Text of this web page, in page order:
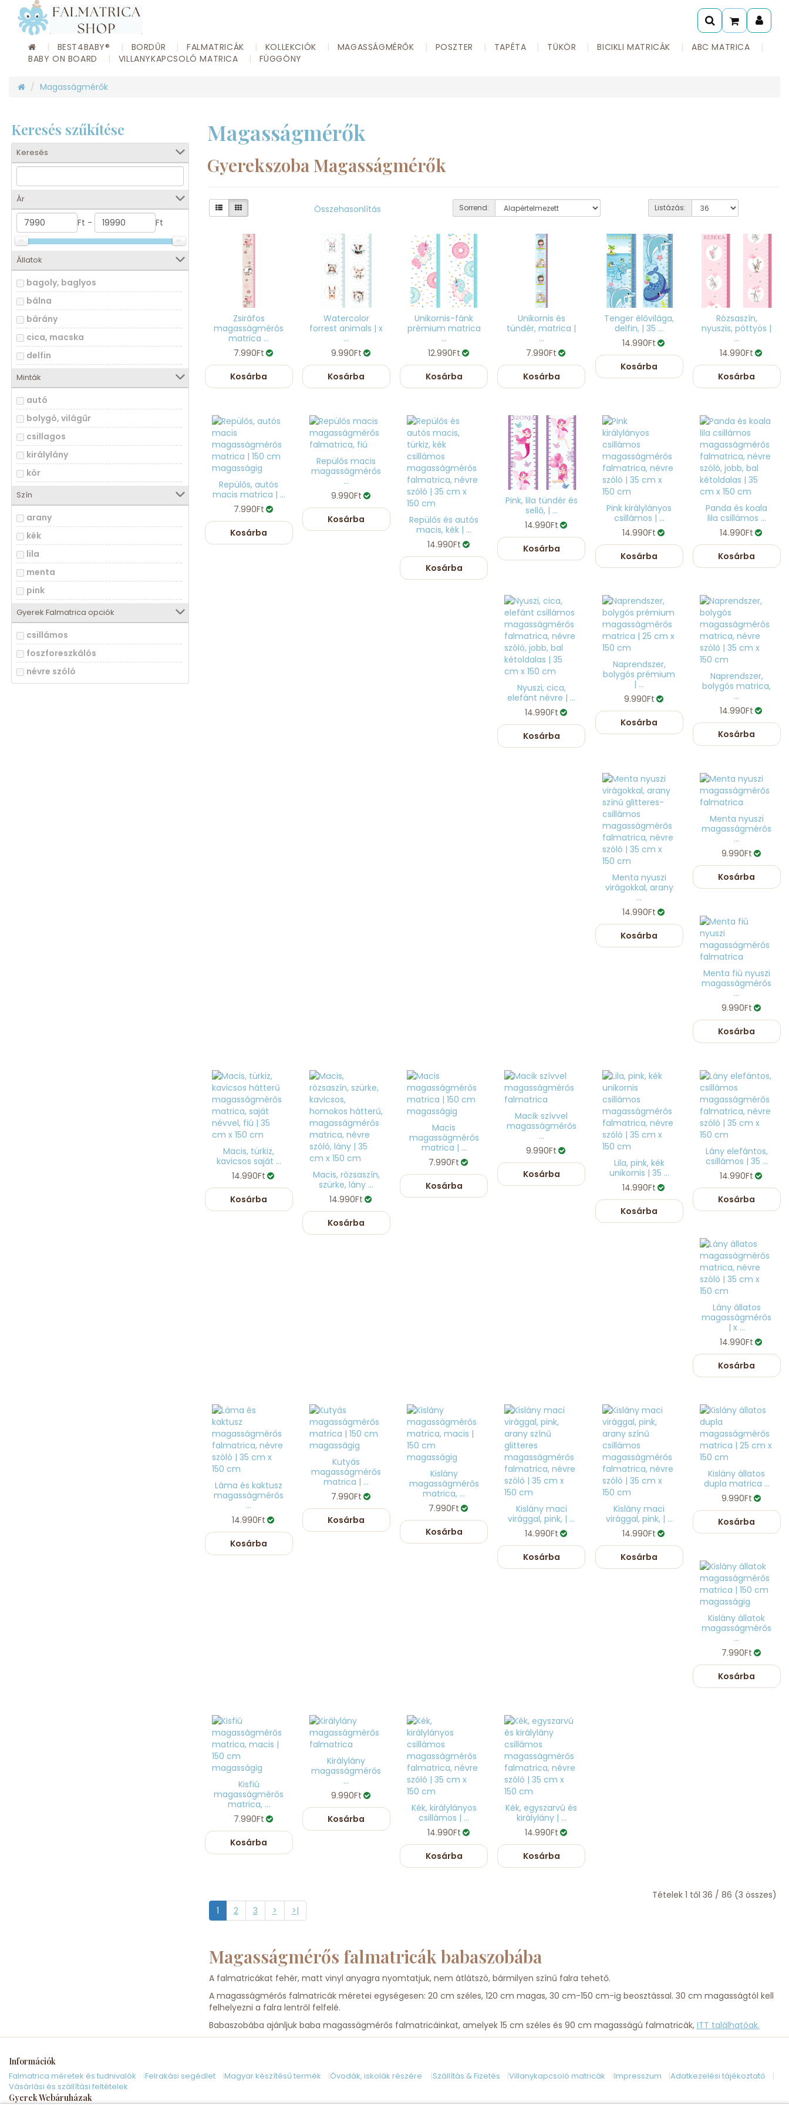
BEST4BABY® BORDŰR FALMATRICÁK KOLLEKCIÓK MAGASSÁGMÉRŐK POSZTER TAPÉTA TÜKÖR BICIKLI MATRICÁK
ABC MATRICA
BABY ON BOARD
VILLANYKAPCSOLÓ MATRICA FÜGGÖNY
Magasságmérők
Keresés szűkítése
Keresés
Ár
Ft - Ft
Állatok
bagoly, baglyos
bálna
bárány
cica, macska
delfin
delfin
dino
egér
elefánt
koala
kutya
láma
ló
maci, medve
nyuszi, nyúl
őz, szarvas
panda
pingvin
tenger élővilága
unikornis, egyszarvú
víziló
zsiráf
Minták
autó
bolygó, világűr
csillagos
királylány
kör
lány
lufi
Nap
pöttyös
repülő
szív
szivárvány
tündér
virág
Szín
arany
kék
lila
menta
pink
rózsaszín
szürke
türkiz
Gyerek Falmatrica opciók
csillámos
foszforeszkálós
névre szóló
Magasságmérők
Gyerekszoba Magasságmérők
Összehasonlítás Sorrend: Listázás:
Zsiráfos
magasságmérős
matrica ...
7.990Ft
Kosárba
Watercolor
forrest animals | x
...
9.990Ft
Kosárba
Unikornis-fánk
prémium matrica
...
12.990Ft
Kosárba
Unikornis és
tündér, matrica |
...
7.990Ft
Kosárba
Tenger élővilága,
delfin, | 35 ...
14.990Ft
Kosárba
Rózsaszín,
nyuszis, pöttyös |
...
14.990Ft
Kosárba
Repülős, autós
macis matrica | ...
7.990Ft
Kosárba
Repülős macis
magasságmérős
...
9.990Ft
Kosárba
Repülős és autós
macis, kék | ...
14.990Ft
Kosárba
Pink, lila tündér és
sellő, | ...
14.990Ft
Kosárba
Pink királylányos
csillámos | ...
14.990Ft
Kosárba
Panda és koala
lila csillámos ...
14.990Ft
Kosárba
Nyuszi, cica,
elefánt névre | ...
14.990Ft
Kosárba
Naprendszer,
bolygós prémium
| ...
9.990Ft
Kosárba
Naprendszer,
bolygós matrica,
...
14.990Ft
Kosárba
Menta nyuszi
virágokkal, arany
...
14.990Ft
Kosárba
Menta nyuszi
magasságmérős
...
9.990Ft
Kosárba
Menta fiú nyuszi
magasságmérős
...
9.990Ft
Kosárba
Macis, türkiz,
kavicsos saját ...
14.990Ft
Kosárba
Macis, rózsaszín,
szürke, lány ...
14.990Ft
Kosárba
Macis
magasságmérős
matrica | ...
7.990Ft
Kosárba
Macik szívvel
magasságmérős
...
9.990Ft
Kosárba
Lila, pink, kék
unikornis | 35 ...
14.990Ft
Kosárba
Lány elefántos,
csillámos | 35 ...
14.990Ft
Kosárba
Lány állatos
magasságmérős
| x ...
14.990Ft
Kosárba
Láma és kaktusz
magasságmérős
...
14.990Ft
Kosárba
Kutyás
magasságmérős
matrica | ...
7.990Ft
Kosárba
Kislány
magasságmérős
matrica, ...
7.990Ft
Kosárba
Kislány maci
virággal, pink, | ...
14.990Ft
Kosárba
Kislány maci
virággal, pink, | ...
14.990Ft
Kosárba
Kislány állatos
dupla matrica ...
9.990Ft
Kosárba
Kislány állatok
magasságmérős
...
7.990Ft
Kosárba
Kisfiú
magasságmérős
matrica, ...
7.990Ft
Kosárba
Királylány
magasságmérős
...
9.990Ft
Kosárba
Kék, királylányos
csillámos | ...
14.990Ft
Kosárba
Kék, egyszarvú és
királylány | ...
14.990Ft
Kosárba
1 2 3 > >|
Tételek 1 től 36 / 86 (3 összes)
Magasságmérős falmatricák babaszobába
A falmatricákat fehér, matt vinyl anyagra nyomtatjuk, nem átlátszó, bármilyen színű falra tehető.
A magasságmérős falmatricák méretei egységesen: 20 cm széles, 120 cm magas, 30 cm-150 cm-ig beosztással. 30 cm magasságtól kell
felhelyezni a falra lentről felfelé.
Babaszobába ajánljuk baba magasságmérős falmatricáinkat, amelyek 15 cm széles és 90 cm magasságú falmatricák, ITT találhatóak.
Információk
Falmatrica méretek és tudnivalók
Felrakási segédlet Magyar készítésű termék Óvodák, iskolák részére Szállítás & Fizetés Villanykapcsoló matricák Impresszum
Adatkezelési tájékoztató
Vásárlási és szállítási feltételek
Gyerek Webáruházak